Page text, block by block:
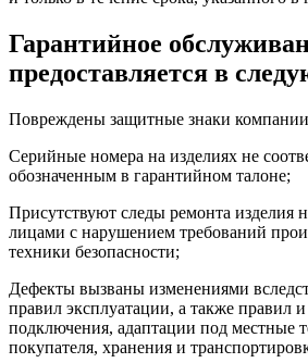
Гарантийное
предоставляется в
Повреждены защитные знаки
Серийные номера на изделиях не
обозначенным в гарантийном талоне;
Присутствуют следы ремонта изделия
лицами с нарушением требований
техники безопасности;
Дефекты вызваны изменениями
правил эксплуатации, а также правил
подключения, адаптации под местные
покупателя, хранения и